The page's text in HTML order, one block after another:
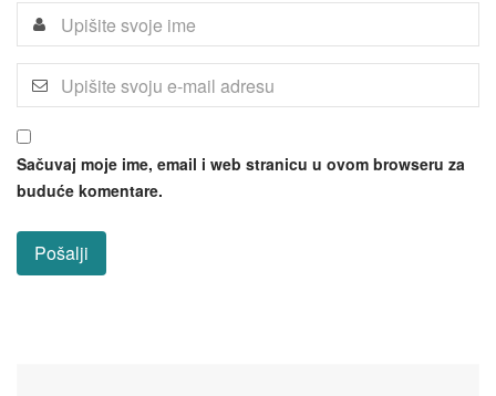
Sačuvaj moje ime, email i web stranicu u ovom browseru za
buduće komentare.